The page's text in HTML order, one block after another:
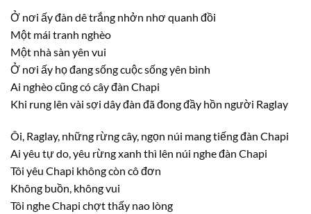
Ở nơi ấy đàn dê trắng nhởn nhơ quanh đồi
Một mái tranh nghèo
Một nhà sàn yên vui
Ở nơi ấy họ đang sống cuộc sống yên bình
Ai nghèo cũng có cây đàn Chapi
Khi rung lên vài sợi dây đàn đã đong đầy hồn người Raglay
Ôi, Raglay, những rừng cây, ngọn núi mang tiếng đàn Chapi
Ai yêu tự do, yêu rừng xanh thì lên núi nghe đàn Chapi
Tôi yêu Chapi không còn cô đơn
Không buồn, không vui
Tôi nghe Chapi chợt thấy nao lòng